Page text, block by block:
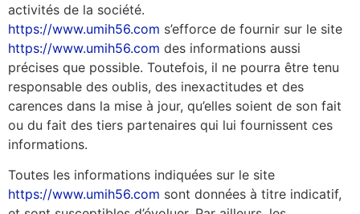
activités de la société.
https://www.umih56.com s’efforce de fournir sur le site
https://www.umih56.com des informations aussi
précises que possible. Toutefois, il ne pourra être tenu
responsable des oublis, des inexactitudes et des
carences dans la mise à jour, qu’elles soient de son fait
ou du fait des tiers partenaires qui lui fournissent ces
informations.
Toutes les informations indiquées sur le site
https://www.umih56.com sont données à titre indicatif,